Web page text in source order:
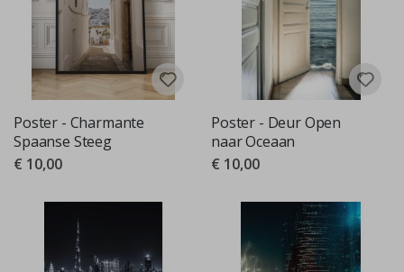
Poster - Charmante
Spaanse Steeg
€ 10,00
Poster - Deur Open
naar Oceaan
€ 10,00